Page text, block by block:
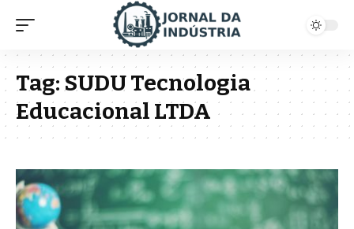
Tag:SUDU Tecnologia
Educacional LTDA